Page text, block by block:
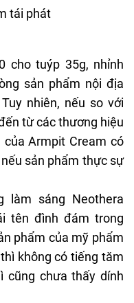
tái phát
cho tuýp 35g, nhỉnh
sản phẩm nội địa
nhiên, nếu so với
từ các thương hiệu
Armpit Cream có
sản phẩm thực sự
làm sáng Neothera
tên đình đám trong
phẩm của mỹ phẩm
không có tiếng tăm
cũng chưa thấy dính